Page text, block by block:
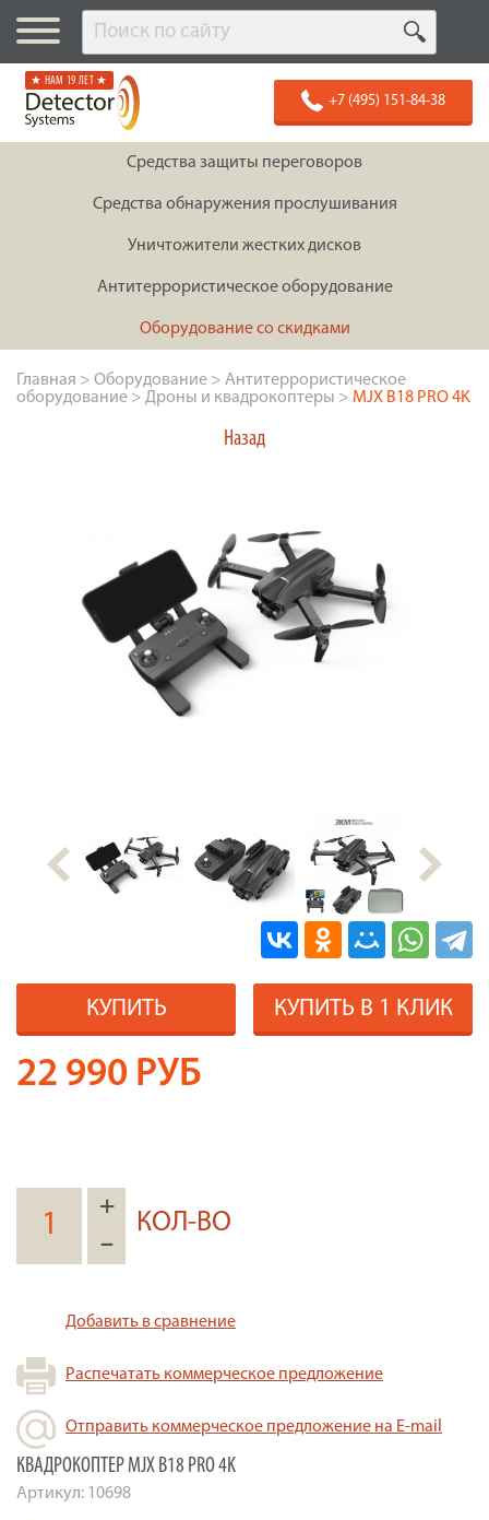
★ НАМ 19 ЛЕТ ★
+7 (495) 151-84-38
Средства защиты переговоров
Средства обнаружения прослушивания
Уничтожители жестких дисков
Антитеррористическое оборудование
Оборудование со скидками
Главная > Оборудование > Антитеррористическое
оборудование > Дроны и квадрокоптеры > MJX B18 PRO 4K
Назад
КУПИТЬ КУПИТЬ В 1 КЛИК
22 990 РУБ
+
–
КОЛ-ВО
Добавить в сравнение
Распечатать коммерческое предложение
Отправить коммерческое предложение на E-mail
КВАДРОКОПТЕР MJX B18 PRO 4K
Артикул: 10698